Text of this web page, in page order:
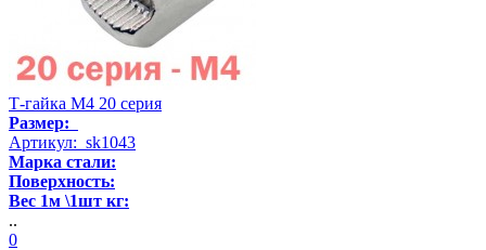
Т-гайка М4 20 серия
Размер:
Артикул: sk1043
Марка стали:
Поверхность:
Вес 1м \1шт кг:
..
0